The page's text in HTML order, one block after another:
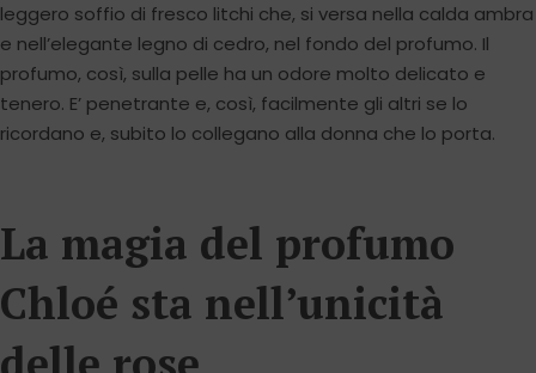
leggero soffio di fresco litchi che, si versa nella calda ambra
e nell’elegante legno di cedro, nel fondo del profumo. Il
profumo, così, sulla pelle ha un odore molto delicato e
tenero. E’ penetrante e, così, facilmente gli altri se lo
ricordano e, subito lo collegano alla donna che lo porta.
La magia del profumo
Chloé sta nell’unicità